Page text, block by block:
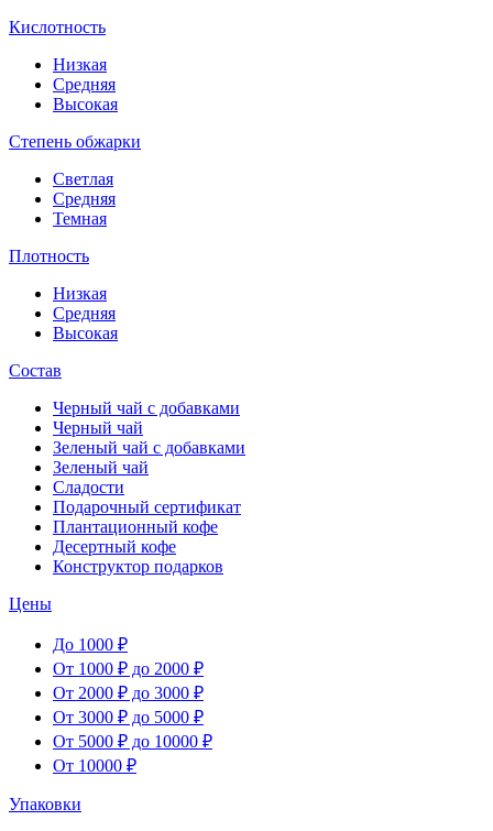
Кислотность
Низкая
Средняя
Высокая
Степень обжарки
Светлая
Средняя
Темная
Плотность
Низкая
Средняя
Высокая
Состав
Черный чай с добавками
Черный чай
Зеленый чай с добавками
Зеленый чай
Сладости
Подарочный сертификат
Плантационный кофе
Десертный кофе
Конструктор подарков
Цены
До 1000 ₽
От 1000 ₽ до 2000 ₽
От 2000 ₽ до 3000 ₽
От 3000 ₽ до 5000 ₽
От 5000 ₽ до 10000 ₽
От 10000 ₽
Упаковки